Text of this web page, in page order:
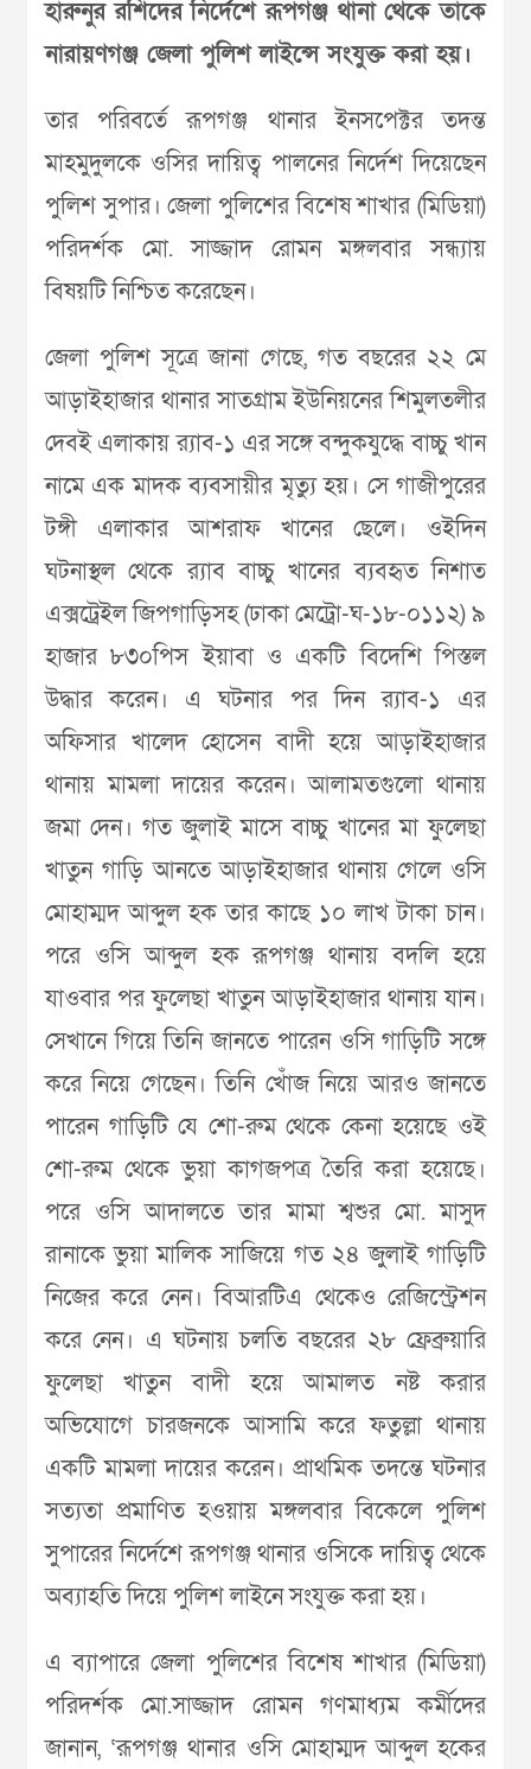
হারুনুর রশিদের নির্দেশে রূপগঞ্জ থানা থেকে তাকে
নারায়ণগঞ্জ জেলা পুলিশ লাইন্সে সংযুক্ত করা হয়।
তার পরিবর্তে রূপগঞ্জ থানার ইনসপেক্টর তদন্ত
মাহমুদুলকে ওসির দায়িত্ব পালনের নির্দেশ দিয়েছেন
পুলিশ সুপার। জেলা পুলিশের বিশেষ শাখার (মিডিয়া)
পরিদর্শক মো. সাজ্জাদ রোমন মঙ্গলবার সন্ধ্যায়
বিষয়টি নিশ্চিত করেছেন।
জেলা পুলিশ সূত্রে জানা গেছে, গত বছরের ২২ মে
আড়াইহাজার থানার সাতগ্রাম ইউনিয়নের শিমুলতলীর
দেবই এলাকায় র‌্যাব-১ এর সঙ্গে বন্দুকযুদ্ধে বাচ্চু খান
নামে এক মাদক ব্যবসায়ীর মৃত্যু হয়। সে গাজীপুরের
টঙ্গী এলাকার আশরাফ খানের ছেলে। ওইদিন
ঘটনাস্থল থেকে র‌্যাব বাচ্চু খানের ব্যবহৃত নিশাত
এক্সট্রেইল জিপগাড়িসহ (ঢাকা মেট্রো-ঘ-১৮-০১১২) ৯
হাজার ৮৩০পিস ইয়াবা ও একটি বিদেশি পিস্তল
উদ্ধার করেন। এ ঘটনার পর দিন র‌্যাব-১ এর
অফিসার খালেদ হোসেন বাদী হয়ে আড়াইহাজার
থানায় মামলা দায়ের করেন। আলামতগুলো থানায়
জমা দেন। গত জুলাই মাসে বাচ্চু খানের মা ফুলেছা
খাতুন গাড়ি আনতে আড়াইহাজার থানায় গেলে ওসি
মোহাম্মদ আব্দুল হক তার কাছে ১০ লাখ টাকা চান।
পরে ওসি আব্দুল হক রূপগঞ্জ থানায় বদলি হয়ে
যাওবার পর ফুলেছা খাতুন আড়াইহাজার থানায় যান।
সেখানে গিয়ে তিনি জানতে পারেন ওসি গাড়িটি সঙ্গে
করে নিয়ে গেছেন। তিনি খোঁজ নিয়ে আরও জানতে
পারেন গাড়িটি যে শো-রুম থেকে কেনা হয়েছে ওই
শো-রুম থেকে ভুয়া কাগজপত্র তৈরি করা হয়েছে।
পরে ওসি আদালতে তার মামা শ্বশুর মো. মাসুদ
রানাকে ভুয়া মালিক সাজিয়ে গত ২৪ জুলাই গাড়িটি
নিজের করে নেন। বিআরটিএ থেকেও রেজিস্ট্রেশন
করে নেন। এ ঘটনায় চলতি বছরের ২৮ ফ্রেব্রুয়ারি
ফুলেছা খাতুন বাদী হয়ে আমালত নষ্ট করার
অভিযোগে চারজনকে আসামি করে ফতুল্লা থানায়
একটি মামলা দায়ের করেন। প্রাথমিক তদন্তে ঘটনার
সত্যতা প্রমাণিত হওয়ায় মঙ্গলবার বিকেলে পুলিশ
সুপারের নির্দেশে রূপগঞ্জ থানার ওসিকে দায়িত্ব থেকে
অব্যাহতি দিয়ে পুলিশ লাইনে সংযুক্ত করা হয়।
এ ব্যাপারে জেলা পুলিশের বিশেষ শাখার (মিডিয়া)
পরিদর্শক মো.সাজ্জাদ রোমন গণমাধ্যম কর্মীদের
জানান, ‘রূপগঞ্জ থানার ওসি মোহাম্মদ আব্দুল হকের